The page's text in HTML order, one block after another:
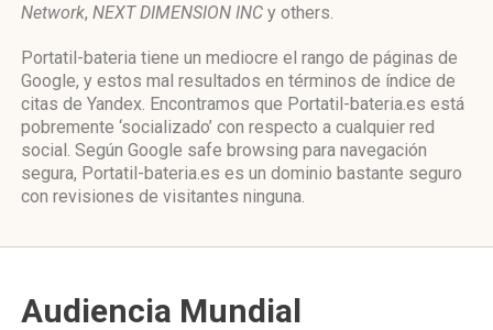
Network, NEXT DIMENSION INC y others.
Portatil-bateria tiene un mediocre el rango de páginas de
Google, y estos mal resultados en términos de índice de
citas de Yandex. Encontramos que Portatil-bateria.es está
pobremente ‘socializado’ con respecto a cualquier red
social. Según Google safe browsing para navegación
segura, Portatil-bateria.es es un dominio bastante seguro
con revisiones de visitantes ninguna.
Audiencia Mundial